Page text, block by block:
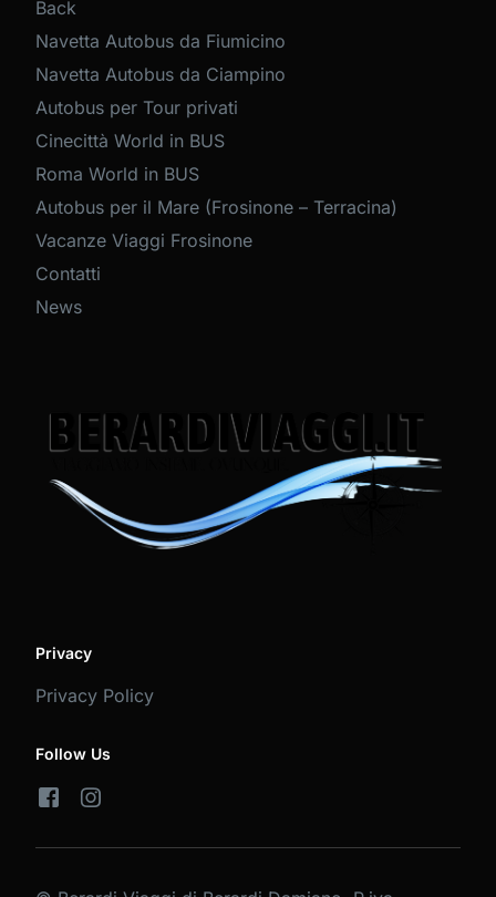
Back
Navetta Autobus da Fiumicino
Navetta Autobus da Ciampino
Autobus per Tour privati
Cinecittà World in BUS
Roma World in BUS
Autobus per il Mare (Frosinone – Terracina)
Vacanze Viaggi Frosinone
Contatti
News
Privacy
Privacy Policy
Follow Us